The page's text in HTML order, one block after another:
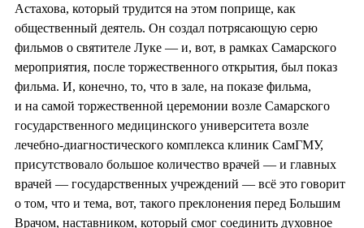
Астахова, который трудится на этом поприще, как
общественный деятель. Он создал потрясающую серю
фильмов о святителе Луке — и, вот, в рамках Самарского
мероприятия, после торжественного открытия, был показ
фильма. И, конечно, то, что в зале, на показе фильма,
и на самой торжественной церемонии возле Самарского
государственного медицинского университета возле
лечебно-диагностического комплекса клиник СамГМУ,
присутствовало большое количество врачей — и главных
врачей — государственных учреждений — всё это говорит
о том, что и тема, вот, такого преклонения перед Большим
Врачом, наставником, который смог соединить духовное